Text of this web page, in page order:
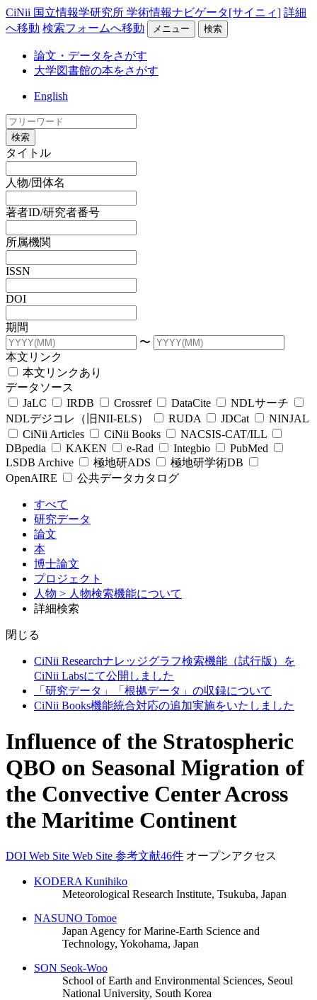
CiNii 国立情報学研究所 学術情報ナビゲータ[サイニィ] 詳細
へ移動 検索フォームへ移動 メニュー 検索
論文・データをさがす
大学図書館の本をさがす
English
検索
タイトル
人物/団体名
著者ID/研究者番号
所属機関
ISSN
DOI
期間
〜
本文リンク
本文リンクあり
データソース
JaLC
IRDB Crossref DataCite
NDLサーチ
NDLデジコレ（旧NII-ELS）
RUDA JDCat
NINJAL
CiNii Articles
CiNii Books
NACSIS-CAT/ILL
DBpedia
KAKEN e-Rad Integbio
PubMed
LSDB Archive
極地研ADS
極地研学術DB
OpenAIRE
公共データカタログ
すべて
研究データ
論文
本
博士論文
プロジェクト
人物 > 人物検索機能について
詳細検索
閉じる
CiNii Researchナレッジグラフ検索機能（試行版）を
CiNii Labsにて公開しました
「研究データ」「根拠データ」の収録について
CiNii Books機能統合対応の追加実施をいたしました
Influence of the Stratospheric
QBO on Seasonal Migration of
the Convective Center Across
the Maritime Continent
DOI Web Site Web Site 参考文献46件 オープンアクセス
KODERA Kunihiko
Meteorological Research Institute, Tsukuba, Japan
NASUNO Tomoe
Japan Agency for Marine-Earth Science and
Technology, Yokohama, Japan
SON Seok-Woo
School of Earth and Environmental Sciences, Seoul
National University, South Korea